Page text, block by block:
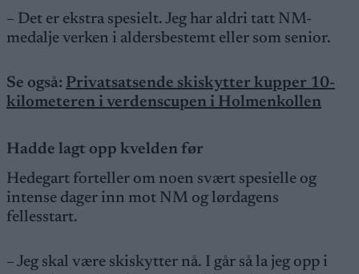
– Det er ekstra spesielt. Jeg har aldri tatt NM-
medalje verken i aldersbestemt eller som senior.
Se også: Privatsatsende skiskytter kupper 10-
kilometeren i verdenscupen i Holmenkollen
Hadde lagt opp kvelden før
Hedegart forteller om noen svært spesielle og
intense dager inn mot NM og lørdagens
fellesstart.
– Jeg skal være skiskytter nå. I går så la jeg opp i